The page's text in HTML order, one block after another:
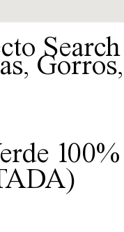
,Gorros,
100%